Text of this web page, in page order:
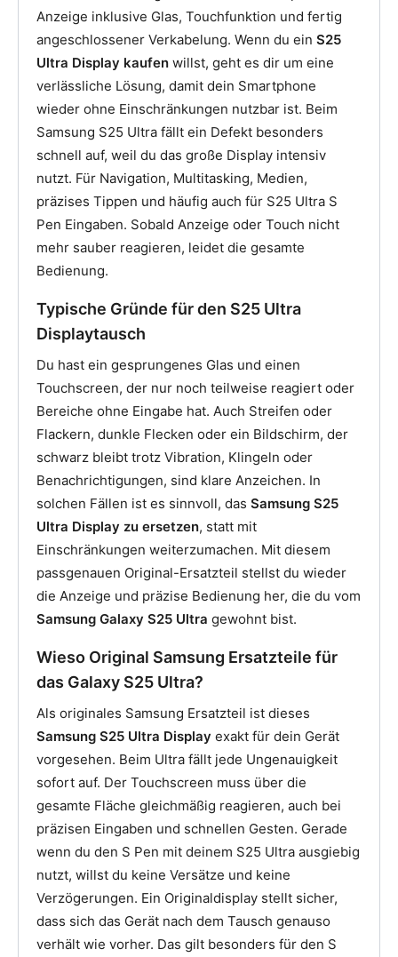
Anzeige inklusive Glas, Touchfunktion und fertig
angeschlossener Verkabelung. Wenn du ein S25
Ultra Display kaufen willst, geht es dir um eine
verlässliche Lösung, damit dein Smartphone
wieder ohne Einschränkungen nutzbar ist. Beim
Samsung S25 Ultra fällt ein Defekt besonders
schnell auf, weil du das große Display intensiv
nutzt. Für Navigation, Multitasking, Medien,
präzises Tippen und häufig auch für S25 Ultra S
Pen Eingaben. Sobald Anzeige oder Touch nicht
mehr sauber reagieren, leidet die gesamte
Bedienung.
Typische Gründe für den S25 Ultra
Displaytausch
Du hast ein gesprungenes Glas und einen
Touchscreen, der nur noch teilweise reagiert oder
Bereiche ohne Eingabe hat. Auch Streifen oder
Flackern, dunkle Flecken oder ein Bildschirm, der
schwarz bleibt trotz Vibration, Klingeln oder
Benachrichtigungen, sind klare Anzeichen. In
solchen Fällen ist es sinnvoll, das Samsung S25
Ultra Display zu ersetzen, statt mit
Einschränkungen weiterzumachen. Mit diesem
passgenauen Original-Ersatzteil stellst du wieder
die Anzeige und präzise Bedienung her, die du vom
Samsung Galaxy S25 Ultra gewohnt bist.
Wieso Original Samsung Ersatzteile für
das Galaxy S25 Ultra?
Als originales Samsung Ersatzteil ist dieses
Samsung S25 Ultra Display exakt für dein Gerät
vorgesehen. Beim Ultra fällt jede Ungenauigkeit
sofort auf. Der Touchscreen muss über die
gesamte Fläche gleichmäßig reagieren, auch bei
präzisen Eingaben und schnellen Gesten. Gerade
wenn du den S Pen mit deinem S25 Ultra ausgiebig
nutzt, willst du keine Versätze und keine
Verzögerungen. Ein Originaldisplay stellt sicher,
dass sich das Gerät nach dem Tausch genauso
verhält wie vorher. Das gilt besonders für den S